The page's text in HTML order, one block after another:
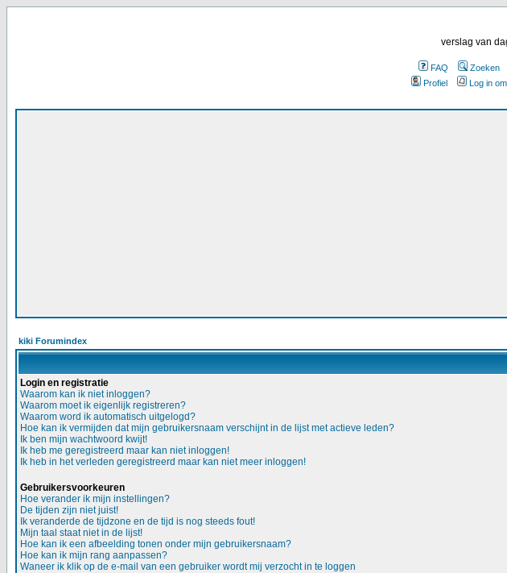
verslag van
FAQ Zoeken
Profiel
Log in
kiki Forumindex
Login en registratie
Waarom kan ik niet inloggen?
Waarom moet ik eigenlijk registreren?
Waarom word ik automatisch uitgelogd?
Hoe kan ik vermijden dat mijn gebruikersnaam verschijnt in de lijst met actieve leden?
Ik ben mijn wachtwoord kwijt!
Ik heb me geregistreerd maar kan niet inloggen!
Ik heb in het verleden geregistreerd maar kan niet meer inloggen!
Gebruikersvoorkeuren
Hoe verander ik mijn instellingen?
De tijden zijn niet juist!
Ik veranderde de tijdzone en de tijd is nog steeds fout!
Mijn taal staat niet in de lijst!
Hoe kan ik een afbeelding tonen onder mijn gebruikersnaam?
Hoe kan ik mijn rang aanpassen?
Waneer ik klik op de e-mail van een gebruiker wordt mij verzocht in te loggen